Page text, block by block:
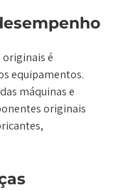
originais é
equipamentos.
máquinas e
originais